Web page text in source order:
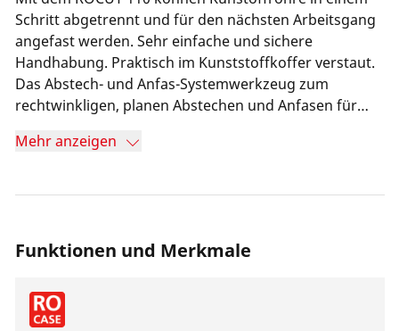
Schritt abgetrennt und für den nächsten Arbeitsgang
angefast werden. Sehr einfache und sichere
Handhabung. Praktisch im Kunststoffkoffer verstaut.
Das Abstech- und Anfas-Systemwerkzeug zum
rechtwinkligen, planen Abstechen und Anfasen für
15°.
Mehr anzeigen
Funktionen und Merkmale